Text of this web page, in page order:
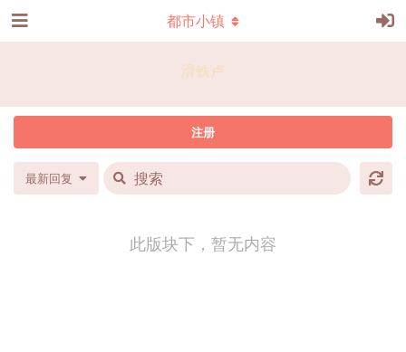
滑铁卢
注册
都市小镇
最新回复
此版块下，暂无内容